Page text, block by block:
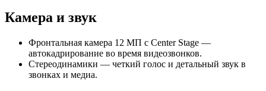
Камера и звук
Фронтальная камера 12 МП с Center Stage —
автокадрирование во время видеозвонков.
Стереодинамики — четкий голос и детальный звук в
звонках и медиа.